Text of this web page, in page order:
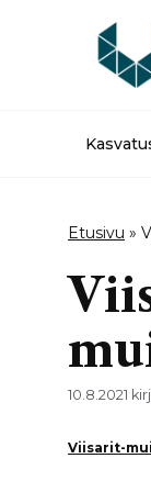
Etusivu »
10.8.2021
Viisarit-